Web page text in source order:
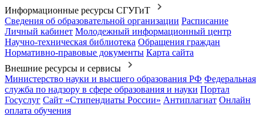
Информационные ресурсы СГУГиТ
Сведения об образовательной организации Расписание
Личный кабинет Молодежный информационный центр
Научно-техническая библиотека Обращения граждан
Нормативно-правовые документы Карта сайта
Внешние ресурсы и сервисы
Министерство науки и высшего образования РФ Федеральная
служба по надзору в сфере образования и науки Портал
Госуслуг Сайт «Стипендиаты России» Антиплагиат Онлайн
оплата обучения